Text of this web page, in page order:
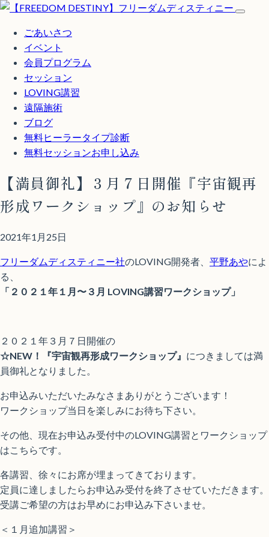
ごあいさつ
イベント
会員プログラム
セッション
LOVING講習
遠隔施術
ブログ
無料ヒーラータイプ診断
無料セッションお申し込み
【満員御礼】３月７日開催『宇宙観再
形成ワークショップ』のお知らせ
2021年1月25日
フリーダムディスティニー社のLOVING開発者、 平野あやによ
る、
「２０２１年１月〜３月 LOVING講習ワークショップ」
２０２１年３月７日開催の
☆NEW！『宇宙観再形成ワークショップ』 につきましては満
員御礼となりました。
お申込みいただいたみなさまありがとうございます！
ワークショップ当日を楽しみにお待ち下さい。
その他、現在お申込み受付中のLOVING講習とワークショップ
はこちらです。
各講習、徐々にお席が埋まってきております。
定員に達しましたらお申込み受付を終了させていただきます。
受講ご希望の方はお早めにお申込み下さいませ。
＜１月追加講習＞